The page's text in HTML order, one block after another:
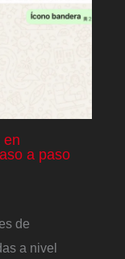
en
a paso
de
a nivel